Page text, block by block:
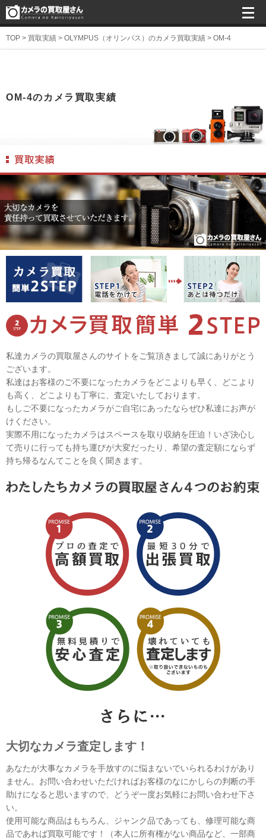
TOP > 買取実績 > OLYMPUS（オリンパス）のカメラ買取実績 > OM-4
OM-4のカメラ買取実績
私達カメラの買取屋さんのサイトをご覧頂きまして誠にありがとう
ございます。
私達はお客様のご不要になったカメラをどこよりも早く、どこより
も高く、どこよりも丁寧に、査定いたしております。
もしご不要になったカメラがご自宅にあったならぜひ私達にお声が
けください。
実際不用になったカメラはスペースを取り収納を圧迫！いざ決心し
て売りに行っても持ち運びが大変だったり、希望の査定額にならず
持ち帰るなんてことを良く聞きます。
大切なカメラ査定します！
あなたが大事なカメラを手放すのに悩まないでいられるわけがあり
ません。お問い合わせいただければお客様のなにかしらの判断の手
助けになると思いますので、どうぞ一度お気軽にお問い合わせ下さ
い。
使用可能な商品はもちろん、ジャンク品であっても、修理可能な商
品であれば買取可能です！（本人に所有権がない商品など、一部商